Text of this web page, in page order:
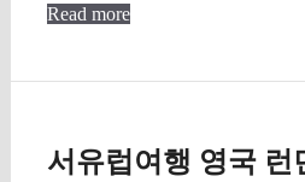
Read more
서유럽여행 영국 런